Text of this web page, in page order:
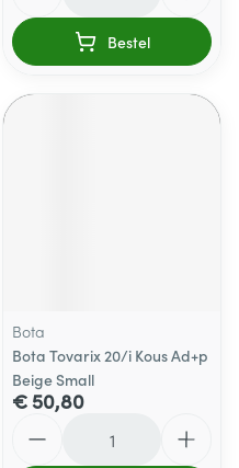
Bestel
Bota
Bota Tovarix 20/i Kous Ad+p
Beige Small
€ 50,80